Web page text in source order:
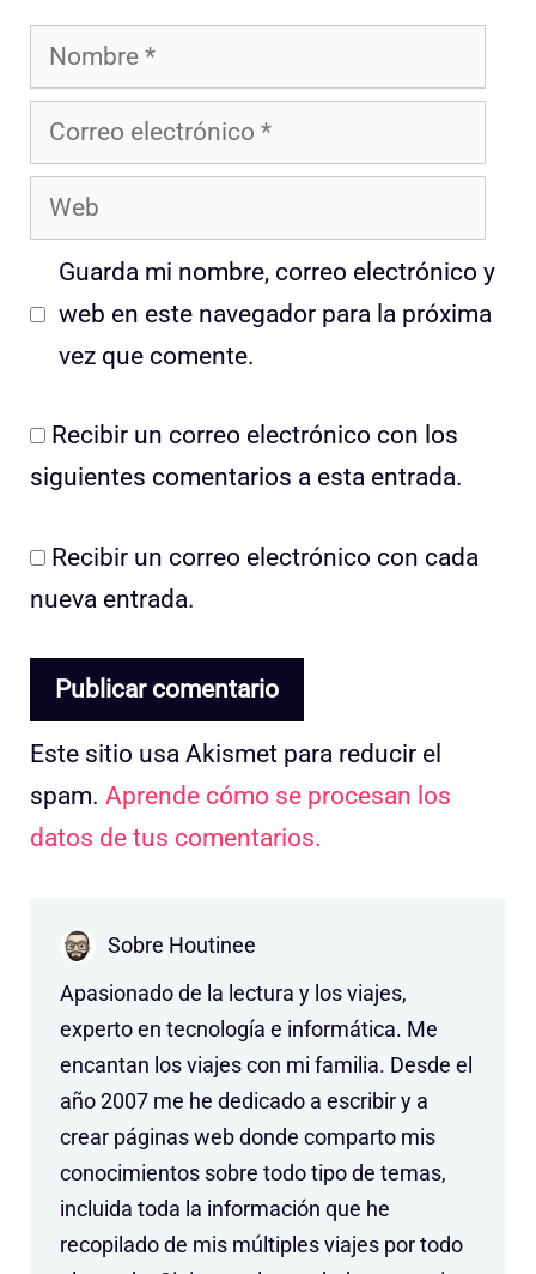
Nombre
Correo
electrónico
Web
Guarda mi nombre, correo electrónico y
web en este navegador para la próxima
vez que comente.
Recibir un correo electrónico con los
siguientes comentarios a esta entrada.
Recibir un correo electrónico con cada
nueva entrada.
Este sitio usa Akismet para reducir el
spam. Aprende cómo se procesan los
datos de tus comentarios.
Sobre Houtinee
Apasionado de la lectura y los viajes,
experto en tecnología e informática. Me
encantan los viajes con mi familia. Desde el
año 2007 me he dedicado a escribir y a
crear páginas web donde comparto mis
conocimientos sobre todo tipo de temas,
incluida toda la información que he
recopilado de mis múltiples viajes por todo